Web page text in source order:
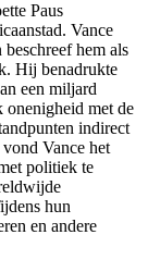
Paus
Vance
hem als
Hij benadrukte
een miljard
onenigheid met de
indirect
Vance het
politiek te
hun
en andere